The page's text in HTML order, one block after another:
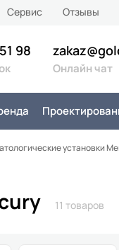
Сервис Отзывы
98
Онлайн чат
установки
11 товаров